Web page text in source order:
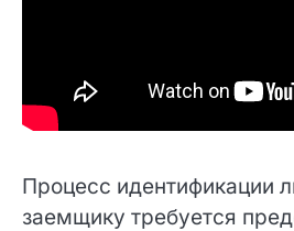
Процесс идентификации